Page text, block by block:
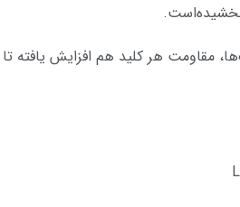
مقاومت هر کلید هم افزایش